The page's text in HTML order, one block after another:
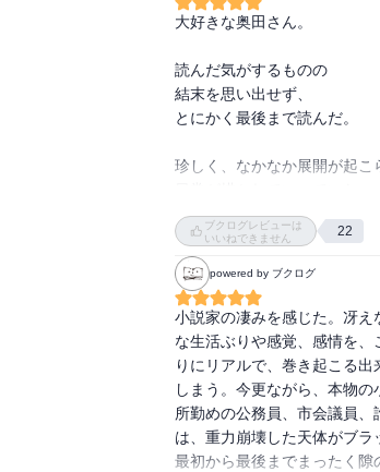
大好きな奥田さん。
読んだ気がするものの
結末を思い出せず、
とにかく最後まで読んだ。
珍しく、なかなか展開が起こ
中盤過ぎて、加速し始めると、
一気に乗っていくね。
特に、ことが起こったときの
スリリングな描写の仕方が、
圧倒的な筆致って感じ。
ラストの玉突き事故のシーン
まさかここで集結するとは。
「無理」ねえ。
ブクログレビューは
いいねできません
22
powered by ブクログ
小説家の凄みを感じた。冴
な生活ぶりや感覚、感情を
りにリアルで、巻き起こる
しまう。今更ながら、本物
所勤めの公務員、市会議員
は、重力崩壊した天体がブラ
最初から最後までまったく隙